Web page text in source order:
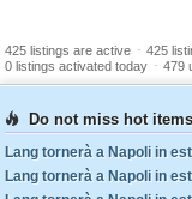
425 listings are active - 425
0 listings activated today - 479
Do not miss hot items
Lang tornerà a Napoli in
Lang tornerà a Napoli in